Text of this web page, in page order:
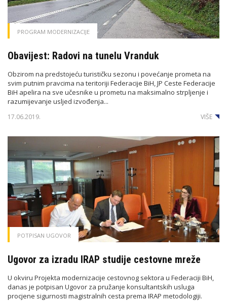
PROGRAM MODERNIZACIJE
Obavijest: Radovi na tunelu Vranduk
Obzirom na predstojeću turističku sezonu i povećanje prometa na
svim putnim pravcima na teritoriji Federacije BiH, JP Ceste Federacije
BiH apelira na sve učesnike u prometu na maksimalno strpljenje i
razumijevanje usljed izvođenja...
17.06.2019. VIŠE
POTPISAN UGOVOR
Ugovor za izradu IRAP studije cestovne mreže
U okviru Projekta modernizacije cestovnog sektora u Federaciji BiH,
danas je potpisan Ugovor za pružanje konsultantskih usluga
procjene sigurnosti magistralnih cesta prema IRAP metodologiji.